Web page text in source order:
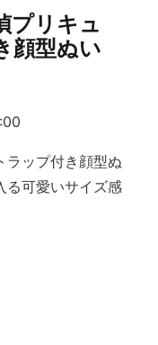
プリキュ
顔型ぬい
ラップ付き顔型ぬ
る可愛いサイズ感